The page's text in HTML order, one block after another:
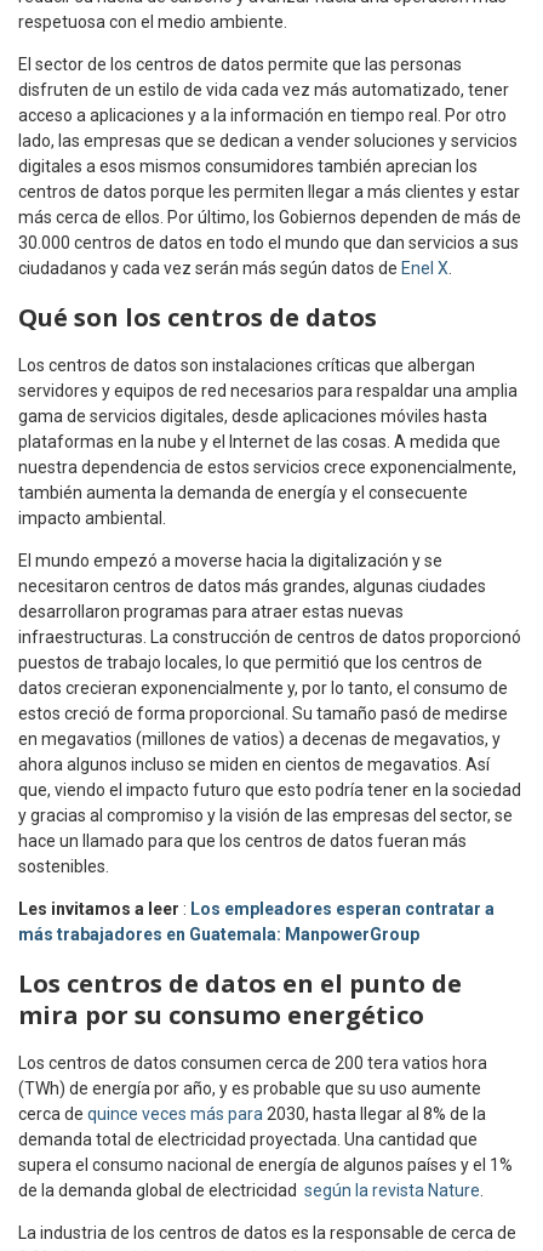
respetuosa con el medio ambiente.
El sector de los centros de datos permite que las personas
disfruten de un estilo de vida cada vez más automatizado, tener
acceso a aplicaciones y a la información en tiempo real. Por otro
lado, las empresas que se dedican a vender soluciones y servicios
digitales a esos mismos consumidores también aprecian los
centros de datos porque les permiten llegar a más clientes y estar
más cerca de ellos. Por último, los Gobiernos dependen de más de
30.000 centros de datos en todo el mundo que dan servicios a sus
ciudadanos y cada vez serán más según datos de Enel X
Qué son los centros de datos
Los centros de datos son instalaciones críticas que albergan
servidores y equipos de red necesarios para respaldar una amplia
gama de servicios digitales, desde aplicaciones móviles hasta
plataformas en la nube y el Internet de las cosas. A medida que
nuestra dependencia de estos servicios crece exponencialmente,
también aumenta la demanda de energía y el consecuente
impacto ambiental.
El mundo empezó a moverse hacia la digitalización y se
necesitaron centros de datos más grandes, algunas ciudades
desarrollaron programas para atraer estas nuevas
infraestructuras. La construcción de centros de datos proporcionó
puestos de trabajo locales, lo que permitió que los centros de
datos crecieran exponencialmente y, por lo tanto, el consumo de
estos creció de forma proporcional. Su tamaño pasó de medirse
en megavatios (millones de vatios) a decenas de megavatios, y
ahora algunos incluso se miden en cientos de megavatios. Así
que, viendo el impacto futuro que esto podría tener en la sociedad
y gracias al compromiso y la visión de las empresas del sector, se
hace un llamado para que los centros de datos fueran más
sostenibles.
Les invitamos a leer : Los empleadores esperan contratar a
más trabajadores en Guatemala: ManpowerGroup
Los centros de datos en el punto de
mira por su consumo energético
Los centros de datos consumen cerca de 200 tera vatios hora
(TWh) de energía por año, y es probable que su uso aumente
cerca de quince veces más para2030, hasta llegar al 8% de la
demanda total de electricidad proyectada. Una cantidad que
supera el consumo nacional de energía de algunos países y el 1%
de la demanda global de electricidad según la revista Nature.
La industria de los centros de datos es la responsable de cerca de